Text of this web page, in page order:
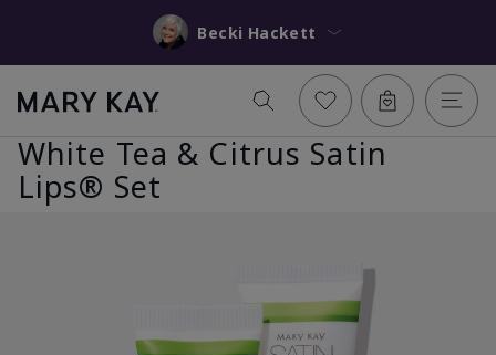
Becki Hackett
White Tea & Citrus Satin
Lips® Set